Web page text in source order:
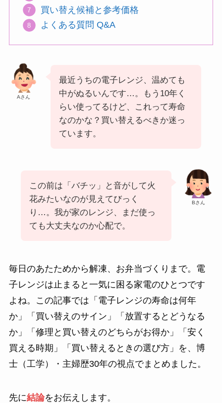
買い替え候補と参考価格
よくある質問 Q&A
Aさん
最近うちの電子レンジ、温めても
中がぬるいんです…。もう10年く
らい使ってるけど、これって寿命
なのかな？買い替えるべきか迷っ
ています。
Bさん
この前は「バチッ」と音がして火
花みたいなのが見えてびっく
り…。我が家のレンジ、まだ使っ
ても大丈夫なのか心配で。
毎日のあたためから解凍、お弁当づくりまで。電
子レンジは止まると一気に困る家電のひとつです
よね。この記事では「電子レンジの寿命は何年
か」「買い替えのサイン」「放置するとどうなる
か」「修理と買い替えのどちらがお得か」「安く
買える時期」「買い替えるときの選び方」を、博
士（工学）・主婦歴30年の視点でまとめました。
先に結論をお伝えします。